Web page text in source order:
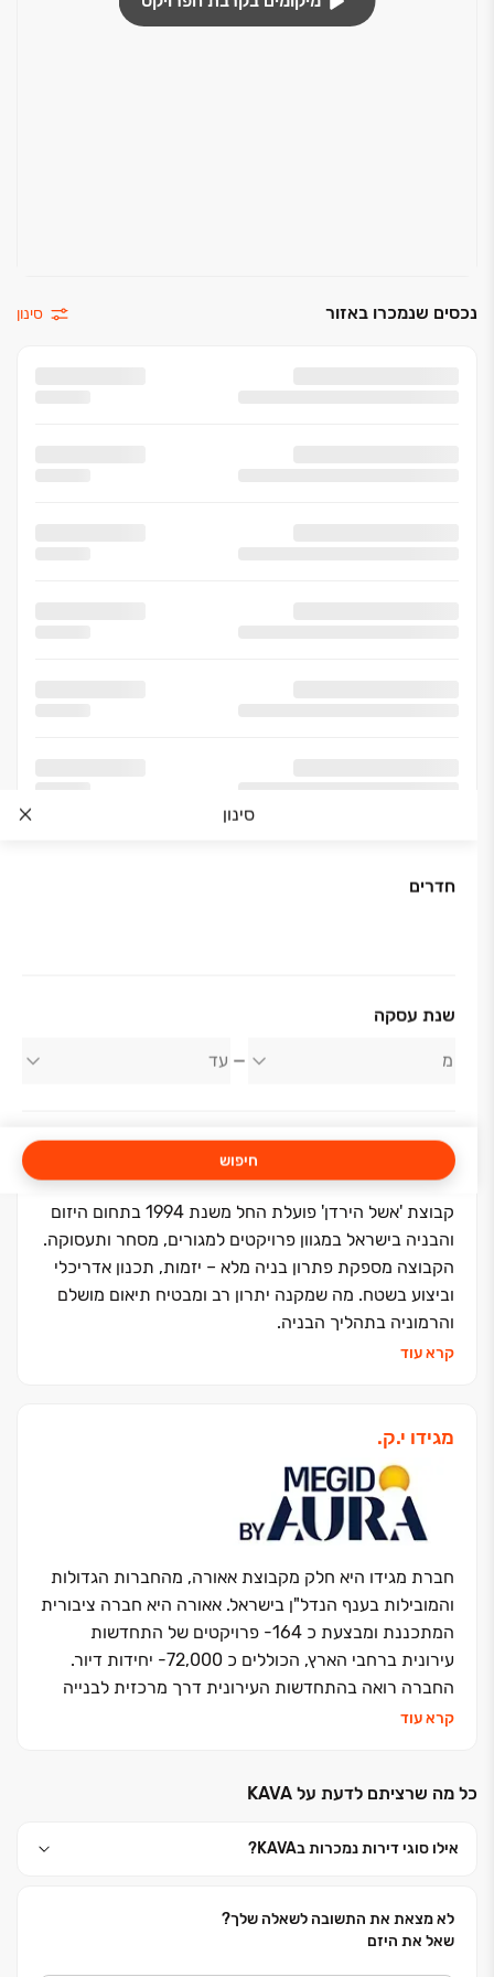
נכסים שנמכרו באזור סינון
סינון
חדרים
שנת עסקה
חיפוש
אודות החברה
אשל הירדן
קבוצת 'אשל הירדן' פועלת החל משנת 1994 בתחום היזום
והבניה בישראל במגוון פרויקטים למגורים, מסחר ותעסוקה.
הקבוצה מספקת פתרון בניה מלא – יזמות, תכנון אדריכלי
וביצוע בשטח. מה שמקנה יתרון רב ומבטיח תיאום מושלם
והרמוניה בתהליך הבניה.
אשל הירדן שמה את טובת הלקוחות בראש סדר העדיפויות
מעל 30 שנה של התמחות בבנייה רוויה, סמי רוויה,
פרויקטים במחיר למשתכן וצמודי קרקע, שטחי מסחר
ומשרדים. עשרות אלפי יחידות דיור בארץ ובחו"ל שהוקמו
ואוכלסו עם דגש מיוחד על תכנון אדריכלי ייחודי ויצירתי
המאפיין ומבליט את הפרויקטים. דגש מיוחד ניתן גם
לפעילות ההתחדשות העירונית בהיקף של כ-13,000
יחידות דיור חדשות בפרויקטים שונים. בפברואר 2023 אשל
הירדן הונפקה בבורסה כחברה פרטית מדווחת.
קרא עוד
מגידו י.ק.
חברת מגידו היא חלק מקבוצת אאורה, מהחברות הגדולות
והמובילות בענף הנדל"ן בישראל. אאורה היא חברה ציבורית
המתכננת ומבצעת כ 164- פרויקטים של התחדשות
עירונית ברחבי הארץ, הכוללים כ 72,000- יחידות דיור.
החברה רואה בהתחדשות העירונית דרך מרכזית לבנייה
וחידוש פני ישראל, מתוך תפיסה חברתית וציונית השואפת
בכל רחבי הארץ, ובמהלך השנים בנתה ובונה אלפי יחידות
בפיתוח ובנייה של פרויקטים למסחר ותעסוקה בהיקפים
קרא עוד
כל מה שרציתם לדעת על KAVA‏
אילו סוגי דירות נמכרות בKAVA‏?
לא מצאת את התשובה לשאלה שלך?
שאל את היזם